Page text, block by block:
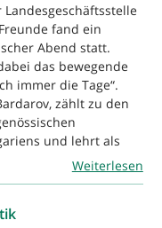
fand ein
Abend statt.
das bewegende
immer die Tage“.
zählt zu den
und lehrt als
Weiterlesen